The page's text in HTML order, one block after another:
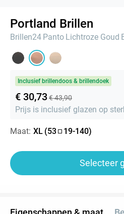
Portland Brillen
Brillen24 Panto Lichtroze Goud
Inclusief brillendoos & brillendoek
€ 30,73€ 43,90
Prijs is inclusief glazen op
Maat: XL (53 19-140)
Selecteer